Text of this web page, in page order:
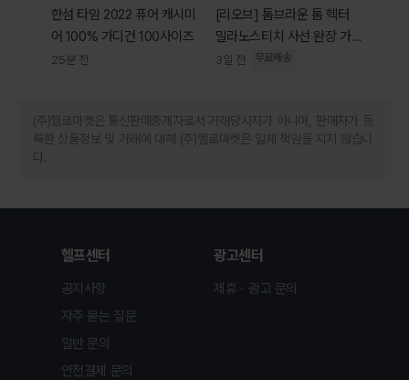
한섬 타임 2022 퓨어 캐시미
어 100% 가디건 100사이즈
25분 전
[리오브] 톰브라운 톰 헥터
밀라노스티치 사선 완장 가
디건
3일 전 무료배송
(주)헬로마켓은 통신판매중개자로서 거래당사자가 아니며, 판매자가 등
록한 상품정보 및 거래에 대해 (주)헬로마켓은 일체 책임을 지지 않습니
다.
헬프센터
공지사항
자주 묻는 질문
일반 문의
안전결제 문의
광고센터
제휴ㆍ광고 문의